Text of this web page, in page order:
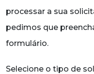
processar a sua
pedimos que
formulário.
Selecione o tipo de